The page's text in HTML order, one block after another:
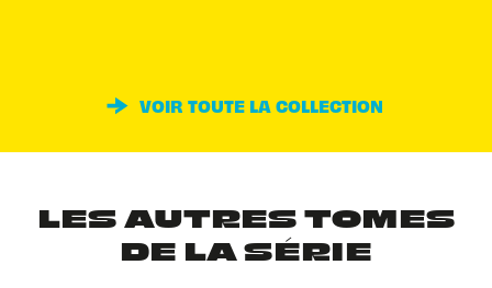
VOIR TOUTE LA COLLECTION
LES AUTRES TOMES
DE LA SÉRIE